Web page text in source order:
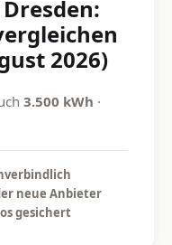
2026)
3.500 kWh ·
neue Anbieter
gesichert